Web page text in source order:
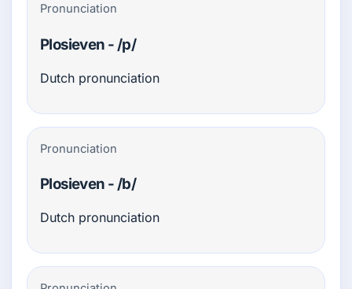
Pronunciation
Plosieven - /p/
Dutch pronunciation
Pronunciation
Plosieven - /b/
Dutch pronunciation